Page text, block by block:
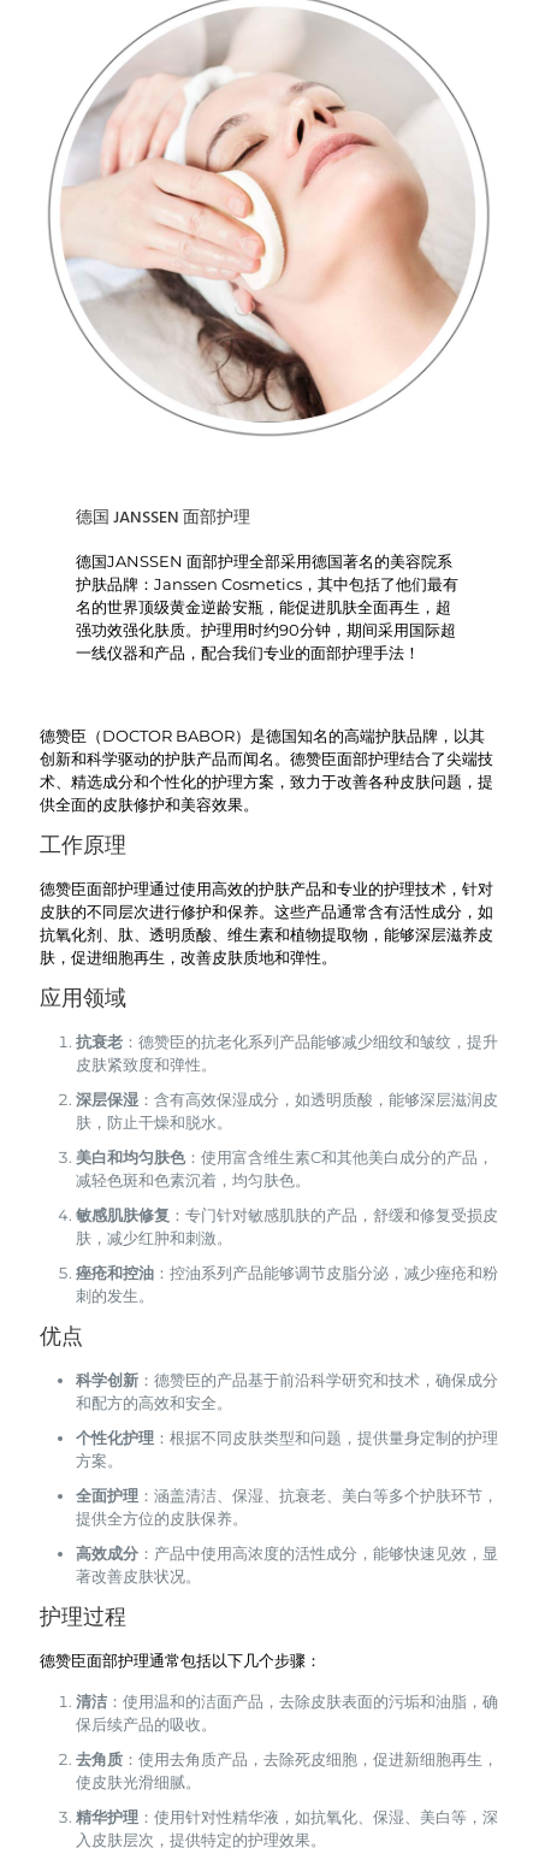
德国 JANSSEN 面部护理
德国JANSSEN 面部护理全部采用德国著名的美容院系
护肤品牌：Janssen Cosmetics，其中包括了他们最有
名的世界顶级黄金逆龄安瓶，能促进肌肤全面再生，超
强功效强化肤质。护理用时约90分钟，期间采用国际超
一线仪器和产品，配合我们专业的面部护理手法！
德赞臣（DOCTOR BABOR）是德国知名的高端护肤品牌，以其
创新和科学驱动的护肤产品而闻名。德赞臣面部护理结合了尖端技
术、精选成分和个性化的护理方案，致力于改善各种皮肤问题，提
供全面的皮肤修护和美容效果。
工作原理
德赞臣面部护理通过使用高效的护肤产品和专业的护理技术，针对
皮肤的不同层次进行修护和保养。这些产品通常含有活性成分，如
抗氧化剂、肽、透明质酸、维生素和植物提取物，能够深层滋养皮
肤，促进细胞再生，改善皮肤质地和弹性。
应用领域
抗衰老 ：德赞臣的抗老化系列产品能够减少细纹和皱纹，提升
皮肤紧致度和弹性。
深层保湿 ：含有高效保湿成分，如透明质酸，能够深层滋润皮
肤，防止干燥和脱水。
美白和均匀肤色：使用富含维生素C和其他美白成分的产品，
减轻色斑和色素沉着，均匀肤色。
敏感肌肤修复 ：专门针对敏感肌肤的产品，舒缓和修复受损皮
肤，减少红肿和刺激。
痤疮和控油 ：控油系列产品能够调节皮脂分泌，减少痤疮和粉
刺的发生。
优点
科学创新 ：德赞臣的产品基于前沿科学研究和技术，确保成分
和配方的高效和安全。
个性化护理 ：根据不同皮肤类型和问题，提供量身定制的护理
方案。
全面护理 ：涵盖清洁、保湿、抗衰老、美白等多个护肤环节，
提供全方位的皮肤保养。
高效成分 ：产品中使用高浓度的活性成分，能够快速见效，显
著改善皮肤状况。
护理过程
德赞臣面部护理通常包括以下几个步骤：
清洁 ：使用温和的洁面产品，去除皮肤表面的污垢和油脂，确
保后续产品的吸收。
去角质 ：使用去角质产品，去除死皮细胞，促进新细胞再生，
使皮肤光滑细腻。
精华护理 ：使用针对性精华液，如抗氧化、保湿、美白等，深
入皮肤层次，提供特定的护理效果。